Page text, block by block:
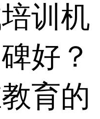
训机
好？
育的